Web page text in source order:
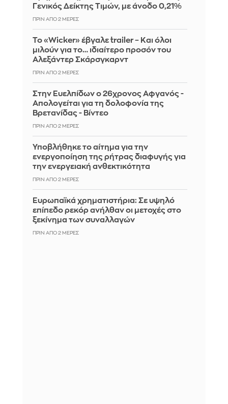
Γενικός Δείκτης Τιμών, με άνοδο 0,21%
ΠΡΙΝ ΑΠΌ 2 ΜΈΡΕΣ
Το «Wicker» έβγαλε trailer – Και όλοι
μιλούν για το… ιδιαίτερο προσόν του
Αλεξάντερ Σκάρσγκαρντ
ΠΡΙΝ ΑΠΌ 2 ΜΈΡΕΣ
Στην Ευελπίδων ο 26χρονος Αφγανός -
Απολογείται για τη δολοφονία της
Βρετανίδας - Βίντεο
ΠΡΙΝ ΑΠΌ 2 ΜΈΡΕΣ
Υποβλήθηκε το αίτημα για την
ενεργοποίηση της ρήτρας διαφυγής για
την ενεργειακή ανθεκτικότητα
ΠΡΙΝ ΑΠΌ 2 ΜΈΡΕΣ
Ευρωπαϊκά χρηματιστήρια: Σε υψηλό
επίπεδο ρεκόρ ανήλθαν οι μετοχές στο
ξεκίνημα των συναλλαγών
ΠΡΙΝ ΑΠΌ 2 ΜΈΡΕΣ